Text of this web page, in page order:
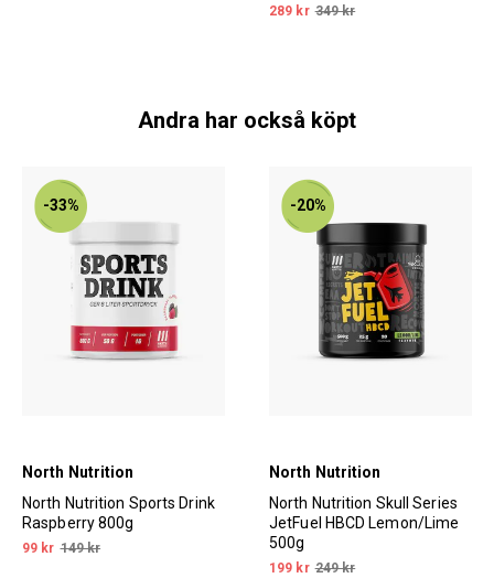
289 kr 349 kr
Andra har också köpt
-33%
North Nutrition
North Nutrition Sports Drink
Raspberry 800g
99 kr 149 kr
-20%
North Nutrition
North Nutrition Skull Series
JetFuel HBCD Lemon/Lime
500g
199 kr 249 kr